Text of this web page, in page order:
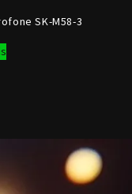
SK-M58-3